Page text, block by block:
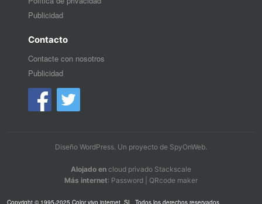
Publicidad
Contacto
Contacte con nosotros
Publicidad
Diseño WordPress. Un proyecto de SpyOnWeb.
Alojado en cloud privado Stackscale
Más internet: Password QRcode maker
Copyright © 1995-2025 Color vivo internet, SL. Todos los derechos reservados